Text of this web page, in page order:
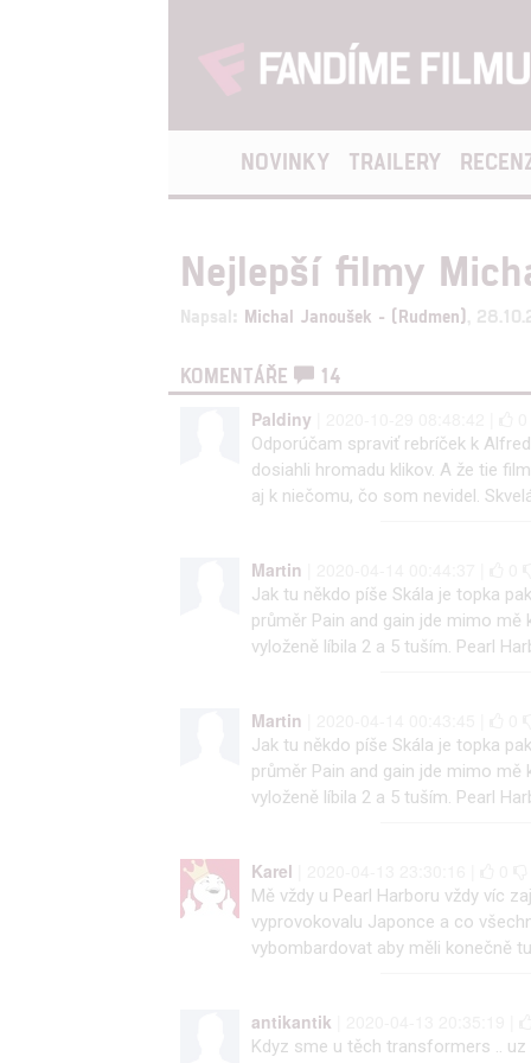
NOVINKY TRAILERY
Nejlepší filmy
Napsal: Michal Janoušek - (Rudmen) ,
KOMENTÁŘE
14
Paldiny
Odporúčam spraviť rebríček k
dosiahli hromadu klikov. A že tie
aj k niečomu, čo som nevidel.
Martin
Jak tu někdo píše Skála je topka
průměr Pain and gain jde mimo
vyloženě líbila 2 a 5 tuším. Pearl
Martin
Jak tu někdo píše Skála je topka
průměr Pain and gain jde mimo
vyloženě líbila 2 a 5 tuším. Pearl
Karel
Mě vždy u Pearl Harboru vždy víc
vyprovokovalu Japonce a co
vybombardovat aby měli konečně
antikantik
Kdyz sme u těch transformers ..